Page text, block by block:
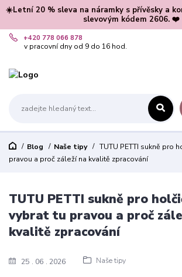
☀️Letní 20 % sleva na náramky s přívěsky a
slevovým kódem 2606. ❤️
+420 778 066 878
v pracovní dny od 9 do 16 hod.
Blog Naše tipy
TUTU PETTI sukně pro
pravou a proč záleží na kvalitě zpracování
25 06 2026 Naše tipy
TUTU PETTI sukně pro
vybrat tu pravou a proč
kvalitě zpracování